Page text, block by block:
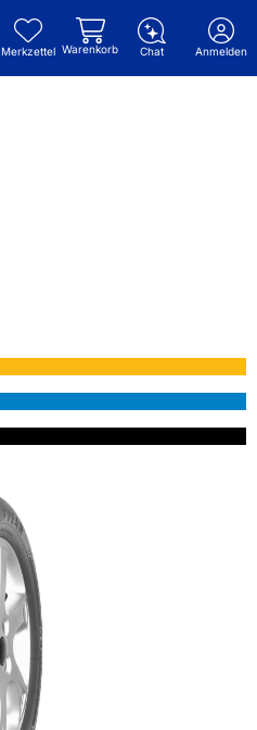
Merkzettel Warenkorb Chat Anmelden